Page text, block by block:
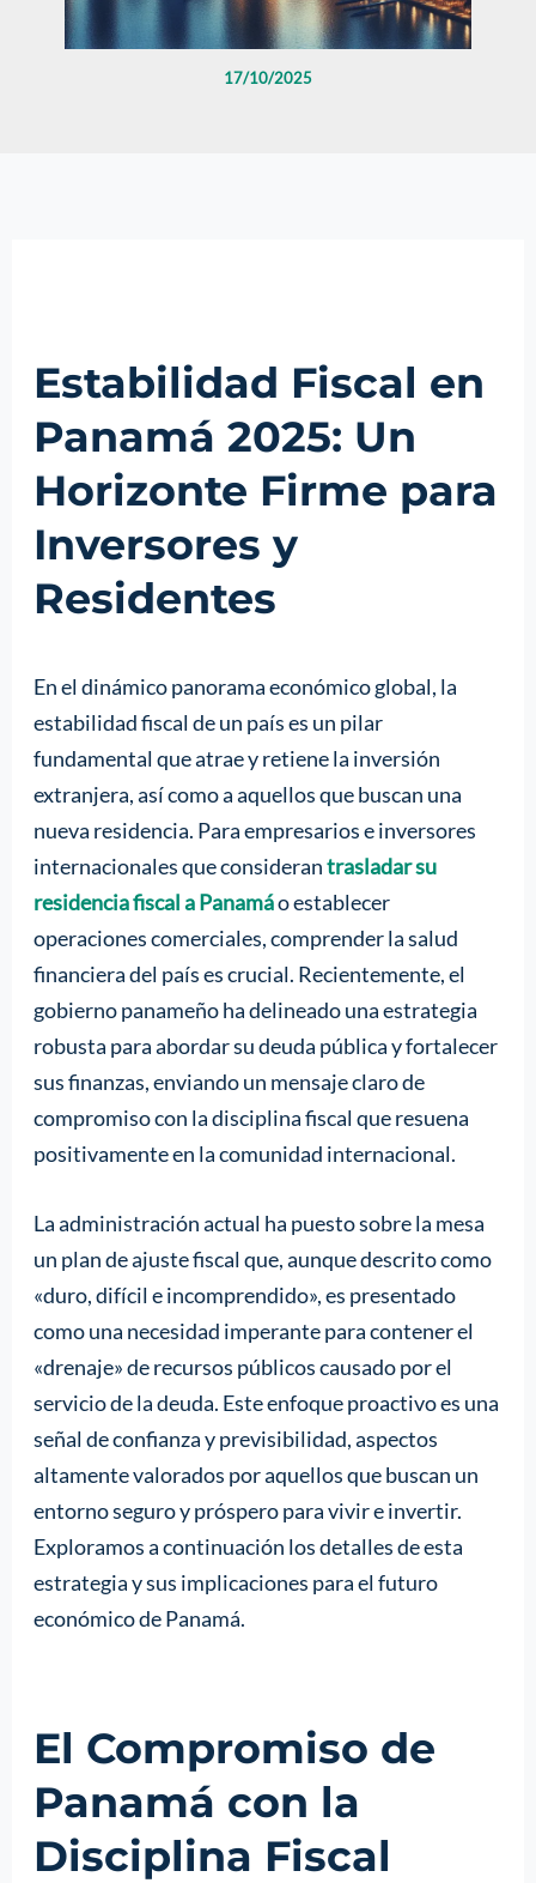
17/10/2025
Estabilidad Fiscal en
Panamá 2025: Un
Horizonte Firme para
Inversores y
Residentes
En el dinámico panorama económico global, la
estabilidad fiscal de un país es un pilar
fundamental que atrae y retiene la inversión
extranjera, así como a aquellos que buscan una
nueva residencia. Para empresarios e inversores
internacionales que considerantrasladar su
residencia fiscal a Panamáo establecer
operaciones comerciales, comprender la salud
financiera del país es crucial. Recientemente, el
gobierno panameño ha delineado una estrategia
robusta para abordar su deuda pública y fortalecer
sus finanzas, enviando un mensaje claro de
compromiso con la disciplina fiscal que resuena
positivamente en la comunidad internacional.
La administración actual ha puesto sobre la mesa
un plan de ajuste fiscal que, aunque descrito como
«duro, difícil e incomprendido», es presentado
como una necesidad imperante para contener el
«drenaje» de recursos públicos causado por el
servicio de la deuda. Este enfoque proactivo es una
señal de confianza y previsibilidad, aspectos
altamente valorados por aquellos que buscan un
entorno seguro y próspero para vivir e invertir.
Exploramos a continuación los detalles de esta
estrategia y sus implicaciones para el futuro
económico de Panamá.
El Compromiso de
Panamá con la
Disciplina Fiscal